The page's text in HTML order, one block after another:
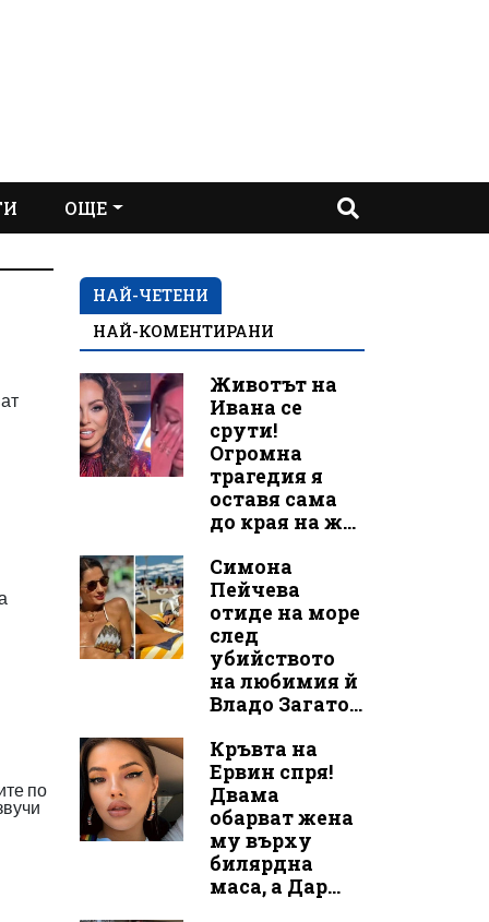
ОЩЕ
по
НАЙ-ЧЕТЕНИ
НАЙ-КОМЕНТИРАНИ
Животът на
Ивана се
срути!
Огромна
трагедия я
оставя сама
до края на ж...
Симона
Пейчева
отиде на море
след
убийството
на любимия й
Владо Загато...
Кръвта на
Ервин спря!
Двама
обарват жена
му върху
билярдна
маса, а Дар...